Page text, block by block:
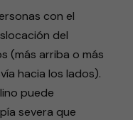
con el
del
(más arriba o más
hacia los lados).
puede
severa que